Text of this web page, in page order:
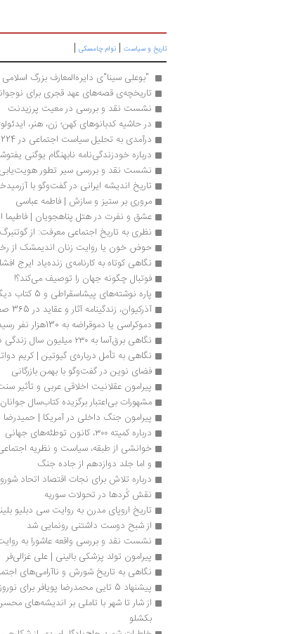
تاریخ و سیاست | نوام چامسکی |
"بوعلی سینا"ی دایره‌المعارف بزرگ اسلامی
تاریخچه‌ی قصه‌های عهد قجری برای
نشست نقد و بررسی در معیت پرزیدنت
در حاشیه کدبانوهای کهن؛ زن، هنر،
درآمدی به تحلیل سیاست اجتماعی در 224صفحه
درباره خودزندگی‌نامه نابهنگام یوگنی
نشست نقد و بررسی سیر تطور هویت‌یابی
تاریخ اندیشه ایرانی در گفت‌وگو با
مروری بر ستیز و سازش | فاطمه عباسی
عشق و نفرت در هتل پناهجویان | فاطیما
نظری به تاریخ اجتماعی معرفت: از
حوض خون یا روایت زنان اندیمشک از
نگاهی کوتاه به کارنامه‌ی زنده‌یاد ایرج
فوتبال چگونه جهان را توصیف می‌کند؟!
پاره نوشته‌های پیشاسقراطی و 5 کتاب دیگر
آذرکیوان، زندگینامه آثار و عقاید در 365 صفحه
دموکراسی یا دموقراضه به 130هزار نفر رسید
نگاهی برق‌آسا به ۲۳۰ میلیون سال زندگی دایناسورها
نگاهی به تأمل درباره‌ی گیوتین | کریم
فضای نوین در گفت‌وگو با بهمن بازرگانی
پیرامون عقلانیت اخلاقی عربی و تأثیر
مشهورات بی‌اعتبار برگزیده کتاب‌سال
پیرامون جنگ داخلی در آمریکا | حمیدرضا
درباره کمیته ٣٠٠، کانون توطئه‌های جهانی
خوانشی از طبقه، سیاست و نظریه
و اما جلد دوازدهم از جاده جنگ
درباره تلاش برای نجات اقتصاد اتحاد
نقش کُردها در تحولات سوریه
تاریخ اروپای مدرن به روایت سی دبلیو
از شبح دوست ‌داشتنی رونمایی شد
نشست نقد و بررسی واقعه عاشورا به
پیرامون تولد پزشکی بالینی | علی غزالی‌فر
نگاهی به تاریخ شورش و ناآرامی‌های
پیشنهاد 5 تایی محمدرضا پویافر برای نوروز 1402
بكشلو